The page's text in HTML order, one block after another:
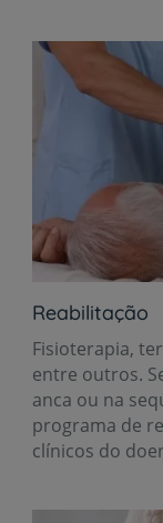
Reabilitação
Fisioterapia,
entre outros.
anca ou na
programa de
clínicos do